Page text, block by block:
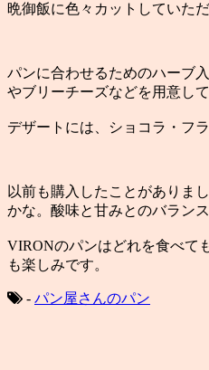
晩御飯に色々カットしていただ
パンに合わせるためのハーブ
やブリーチーズなどを用意し
デザートには、ショコラ・フ
以前も購入したことがありま
かな。酸味と甘みとのバランス
VIRONのパンはどれを食べて
も楽しみです。
- パン屋さんのパン